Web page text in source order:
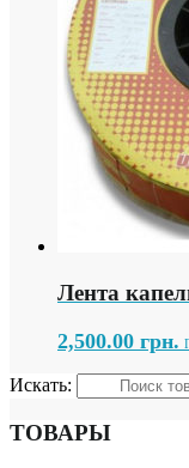
Лента
2,500.00 грн.
Искать:
ТОВАРЫ